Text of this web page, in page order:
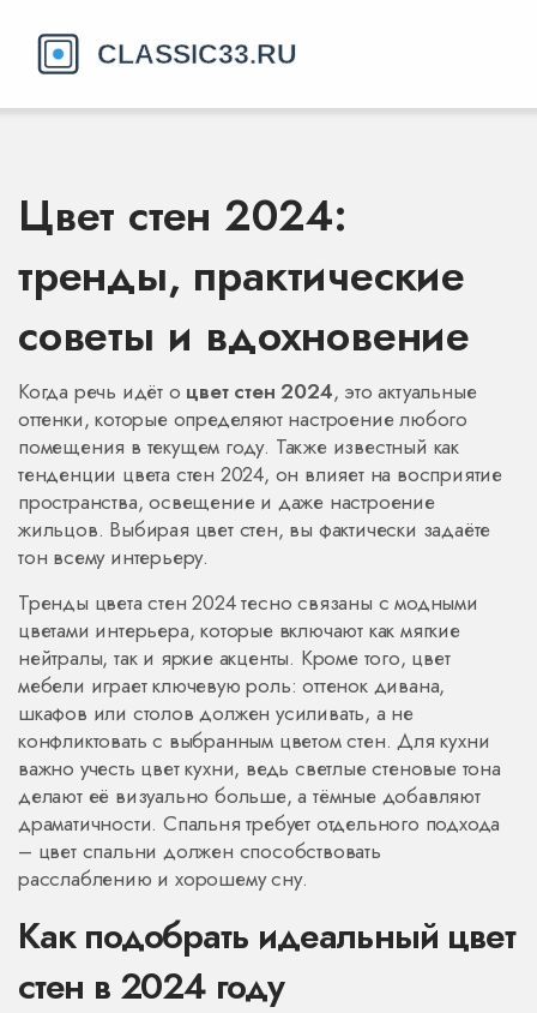
Цвет стен 2024:
тренды, практические
советы и вдохновение
Когда речь идёт о цвет стен 2024, это актуальные
оттенки, которые определяют настроение любого
помещения в текущем году. Также известный как
тенденции цвета стен 2024, он влияет на восприятие
пространства, освещение и даже настроение
жильцов. Выбирая цвет стен, вы фактически задаёте
тон всему интерьеру.
Тренды цвета стен 2024 тесно связаны смодными
цветами интерьера, которые включают как мягкие
нейтралы, так и яркие акценты. Кроме того, цвет
мебели играет ключевую роль: оттенок дивана,
шкафов или столов должен усиливать, а не
конфликтовать с выбранным цветом стен. Для кухни
важно учесть цвет кухни, ведь светлые стеновые тона
делают её визуально больше, а тёмные добавляют
драматичности. Спальня требует отдельного подхода
– цвет спальни должен способствовать
расслаблению и хорошему сну.
Как подобрать идеальный цвет
стен в 2024 году